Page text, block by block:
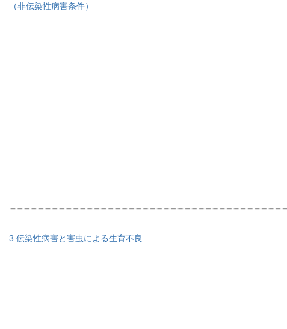
（非伝染性病害条件）
3.伝染性病害と害虫による生育不良